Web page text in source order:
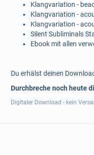
Klangvariation -
Klangvariation -
Klangvariation -
Silent Subliminals
Ebook mit allen
Du erhälst deinen
Durchbreche noch heute
Digitaler Download - kein